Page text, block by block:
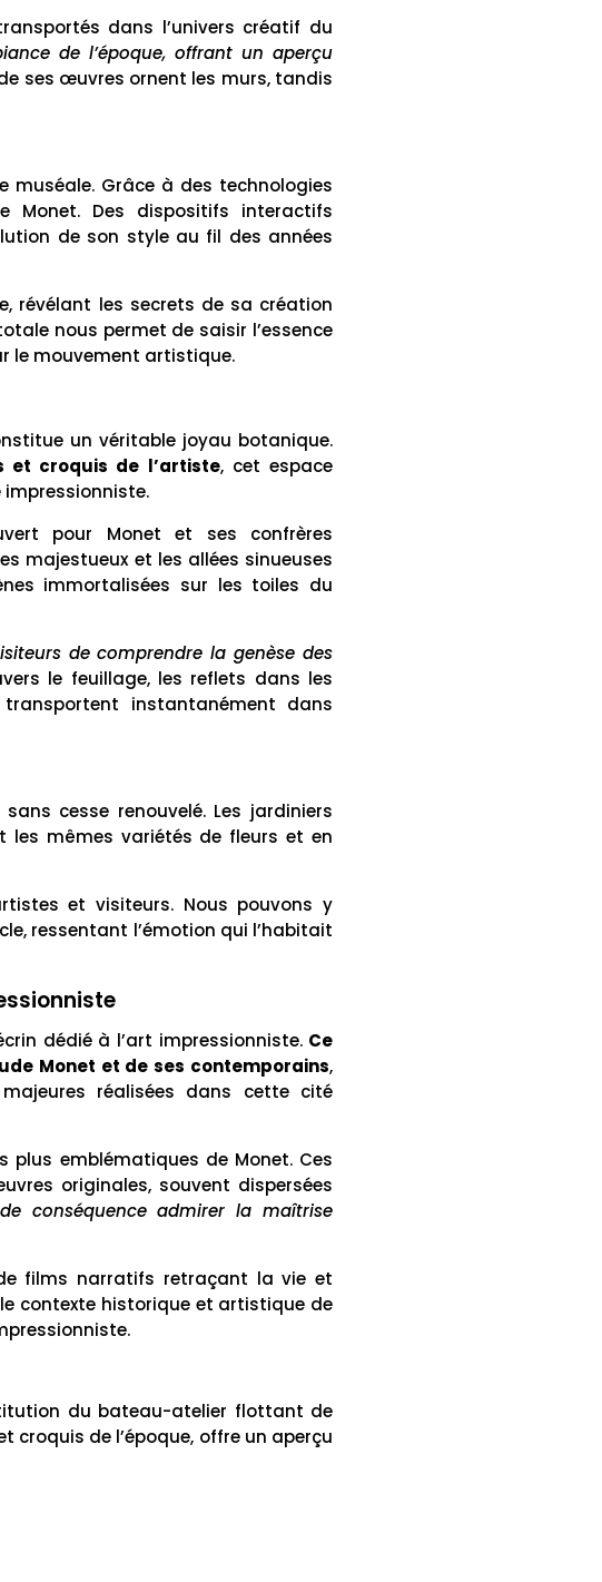
dans l’univers créatif du
de l’époque, offrant un aperçu
ses œuvres ornent les murs, tandis
muséale. Grâce à des technologies
Monet. Des dispositifs interactifs
de son style au fil des années
révélant les secrets de sa création
nous permet de saisir l’essence
le mouvement artistique.
un véritable joyau botanique.
et croquis de l’artiste, cet espace
pour Monet et ses confrères
majestueux et les allées sinueuses
immortalisées sur les toiles du
de comprendre la genèse des
le feuillage, les reflets dans les
instantanément dans
cesse renouvelé. Les jardiniers
les mêmes variétés de fleurs et en
et visiteurs. Nous pouvons y
ressentant l’émotion qui l’habitait
dédié à l’art impressionniste. Ce
Monet et de ses contemporains,
réalisées dans cette cité
plus emblématiques de Monet. Ces
originales, souvent dispersées
conséquence admirer la maîtrise
de films narratifs retraçant la vie et
contexte historique et artistique de
du bateau-atelier flottant de
croquis de l’époque, offre un aperçu